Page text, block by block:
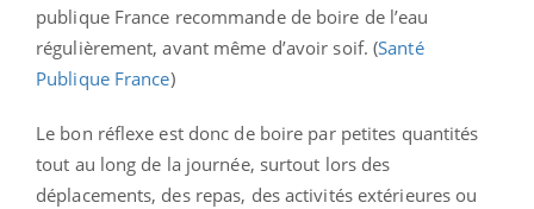
publique France recommande de boire de l’eau
régulièrement, avant même d’avoir soif. (Santé
Publique France)
Le bon réflexe est donc de boire par petites quantités
tout au long de la journée, surtout lors des
déplacements, des repas, des activités extérieures ou